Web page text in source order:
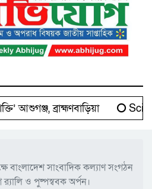
ব্রাহ্মণবাড়িয়া
বাংলাদেশ সাংবাদিক কল্যাণ সংগঠন
র‌্যালি ও পুষ্পস্ববক অর্পন।